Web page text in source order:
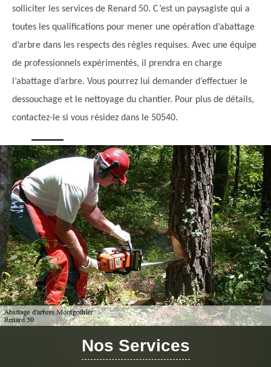
solliciter les services de Renard 50. C’est un paysagiste qui a
toutes les qualifications pour mener une opération d’abattage
d’arbre dans les respects des règles requises. Avec une équipe
de professionnels expérimentés, il prendra en charge
l’abattage d’arbre. Vous pourrez lui demander d’effectuer le
dessouchage et le nettoyage du chantier. Pour plus de détails,
contactez-le si vous résidez dans le 50540.
Nos Services